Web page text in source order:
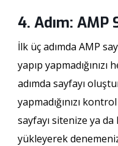
4. Adım:
İlk üç adımda AMP
yapıp
adımda sayfayı
yapmadığınızı
sayfayı sitenize ya
yükleyerek